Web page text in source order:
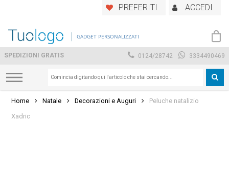
main
PREFERITI ACCEDI
GADGET PERSONALIZZATI
SPEDIZIONI GRATIS 0124/28742 3334490469
Home Natale Decorazioni e Auguri
Peluche natalizio
Xadric